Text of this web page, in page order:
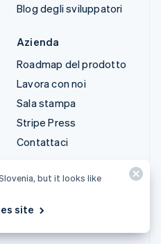
Blog degli sviluppatori
Azienda
Roadmap del prodotto
Lavora con noi
Sala stampa
Stripe Press
Contattaci
but it looks like
site